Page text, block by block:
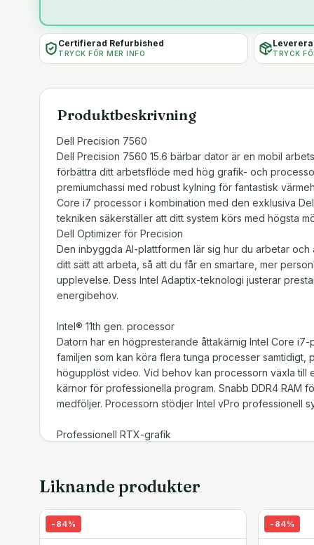
Certifierad Refurbished
TRYCK FÖR MER INFO TRYCK
Produktbeskrivning
Dell Precision 7560
Dell Precision 7560 15.6 bärbar dator är en mobil
förbättra ditt arbetsflöde med hög grafik- och
premiumchassi med robust kylning för fantastisk
Core i7 processor i kombination med den exklusiva
tekniken säkerställer att ditt system körs med högsta
Dell Optimizer för Precision
Den inbyggda AI-plattformen lär sig hur du arbetar och
ditt sätt att arbeta, så att du får en smartare, mer
upplevelse. Dess Intel Adaptix-teknologi justerar
energibehov.
Intel® 11th gen. processor
Datorn har en högpresterande åttakärnig Intel Core
familjen som kan köra flera tunga processer samtidigt,
högupplöst video. Vid behov kan processorn växla till
kärnor för professionella program. Snabb DDR4 RAM
medföljer. Processorn stödjer Intel vPro professionell
Professionell RTX-grafik
programmeringsprojekt, strålspårningseffekter, VR-
arkitektoniska projekt och videoredigering. Kortet
och har ISV-certifiering från alla större leverantörer av
AutoCAD, CATIA, Decision Space, Petrel, Vectorworks
Liknande produkter
- 84% - 84%